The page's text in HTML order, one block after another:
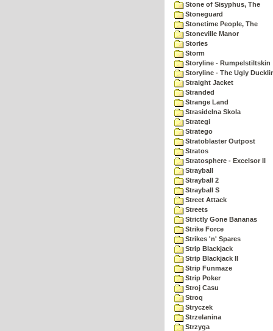
Stone of Sisyphus, The
Stoneguard
Stonetime People, The
Stoneville Manor
Stories
Storm
Storyline - Rumpelstiltskin
Storyline - The Ugly
Straight Jacket
Stranded
Strange Land
Strasidelna Skola
Strategi
Stratego
Stratoblaster Outpost
Stratos
Stratosphere - Excelsor II
Strayball
Strayball 2
Strayball S
Street Attack
Streets
Strictly Gone Bananas
Strike Force
Strikes 'n' Spares
Strip Blackjack
Strip Blackjack II
Strip Funmaze
Strip Poker
Stroj Casu
Stroq
Stryczek
Strzelanina
Strzyga